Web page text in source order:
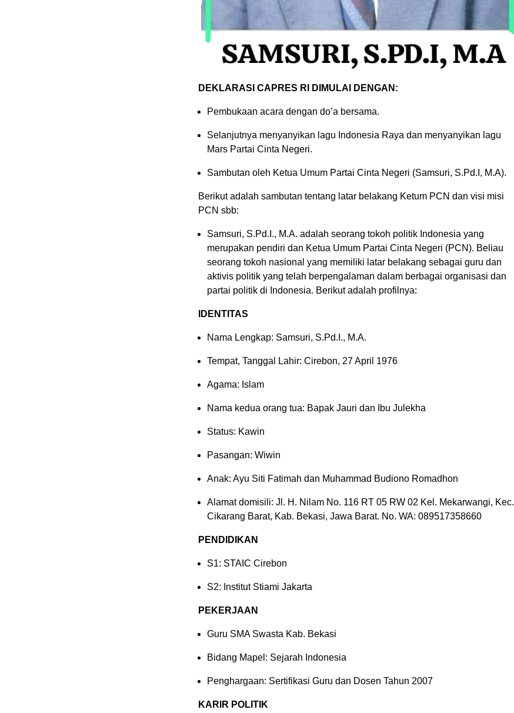
DEKLARASI CAPRES RI DIMULAI DENGAN:
Pembukaan acara dengan do’a bersama.
Selanjutnya menyanyikan lagu Indonesia Raya dan menyanyikan lagu
Mars Partai Cinta Negeri.
Sambutan oleh Ketua Umum Partai Cinta Negeri (Samsuri, S.Pd.I, M.A).
Berikut adalah sambutan tentang latar belakang Ketum PCN dan visi misi
PCN sbb:
Samsuri, S.Pd.I., M.A. adalah seorang tokoh politik Indonesia yang
merupakan pendiri dan Ketua Umum Partai Cinta Negeri (PCN). Beliau
seorang tokoh nasional yang memiliki latar belakang sebagai guru dan
aktivis politik yang telah berpengalaman dalam berbagai organisasi dan
partai politik di Indonesia. Berikut adalah profilnya:
IDENTITAS
Nama Lengkap: Samsuri, S.Pd.I., M.A.
Tempat, Tanggal Lahir: Cirebon, 27 April 1976
Agama: Islam
Nama kedua orang tua: Bapak Jauri dan Ibu Julekha
Status: Kawin
Pasangan: Wiwin
Anak: Ayu Siti Fatimah dan Muhammad Budiono Romadhon
Alamat domisili: Jl. H. Nilam No. 116 RT 05 RW 02 Kel. Mekarwangi, Kec.
Cikarang Barat, Kab. Bekasi, Jawa Barat. No. WA: 089517358660
PENDIDIKAN
S1: STAIC Cirebon
S2: Institut Stiami Jakarta
PEKERJAAN
Guru SMA Swasta Kab. Bekasi
Bidang Mapel: Sejarah Indonesia
Penghargaan: Sertifikasi Guru dan Dosen Tahun 2007
KARIR POLITIK